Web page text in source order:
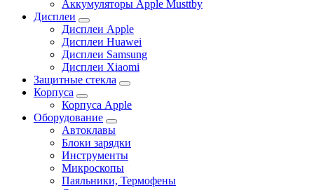
Аккумуляторы Apple Musttby
Дисплеи
Дисплеи Apple
Дисплеи Huawei
Дисплеи Samsung
Дисплеи Xiaomi
Защитные стекла
Корпуса
Корпуса Apple
Оборудование
Автоклавы
Блоки зарядки
Инструменты
Микроскопы
Паяльники, Термофены